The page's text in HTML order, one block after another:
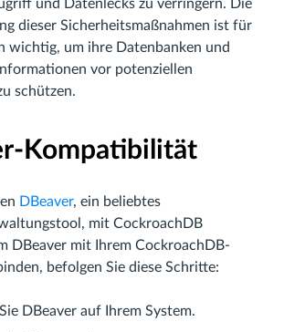
und Datenlecks zu verringern. Die
dieser Sicherheitsmaßnahmen ist für
wichtig, um ihre Datenbanken und
vor potenziellen
schützen.
Kompatibilität
DBeaver, ein beliebtes
mit CockroachDB
DBeaver mit Ihrem CockroachDB-
befolgen Sie diese Schritte:
DBeaver auf Ihrem System.